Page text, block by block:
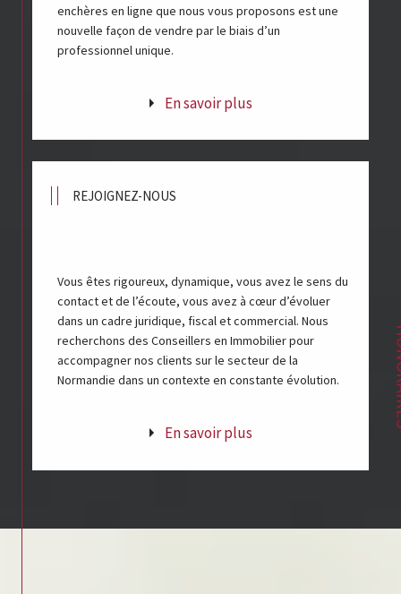
enchères en ligne que nous vous proposons est une
nouvelle façon de vendre par le biais d’un
professionnel unique.
En savoir plus
REJOIGNEZ-NOUS
Vous êtes rigoureux, dynamique, vous avez le sens du
contact et de l’écoute, vous avez à cœur d’évoluer
dans un cadre juridique, fiscal et commercial. Nous
recherchons des Conseillers en Immobilier pour
accompagner nos clients sur le secteur de la
Normandie dans un contexte en constante évolution.
En savoir plus